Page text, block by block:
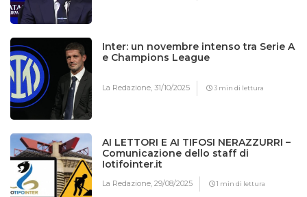
Inter: un novembre intenso tra Serie A
e Champions League
La Redazione,31/10/2025 3 min di lettura
AI LETTORI E AI TIFOSI NERAZZURRI –
Comunicazione dello staff di
Iotifointer.it
La Redazione,29/08/2025 1 min di lettura